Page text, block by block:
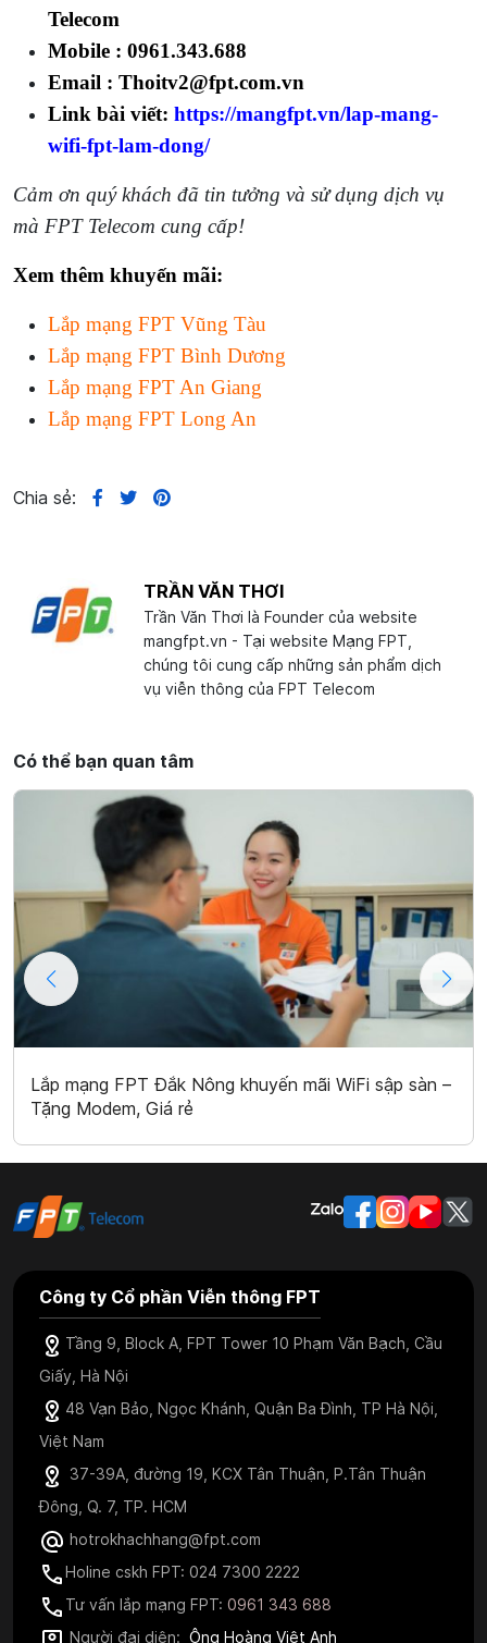
Telecom
Mobile : 0961.343.688
Email : Thoitv2@fpt.com.vn
Link bài viết: https://mangfpt.vn/lap-mang-
wifi-fpt-lam-dong/
Cảm ơn quý khách đã tin tưởng và sử dụng dịch vụ
mà FPT Telecom cung cấp!
Xem thêm khuyến mãi:
Lắp mạng FPT Vũng Tàu
Lắp mạng FPT Bình Dương
Lắp mạng FPT An Giang
Lắp mạng FPT Long An
Chia sẻ:
TRẦN VĂN THƠI
Trần Văn Thơi là Founder của website
mangfpt.vn - Tại website Mạng FPT,
chúng tôi cung cấp những sản phẩm dịch
vụ viễn thông của FPT Telecom
Có thể bạn quan tâm
Lắp mạng FPT Đắk Nông khuyến mãi WiFi sập sàn –
Tặng Modem, Giá rẻ
Công ty Cổ phần Viễn thông FPT
Tầng 9, Block A, FPT Tower 10 Phạm Văn Bạch, Cầu
Giấy, Hà Nội
48 Vạn Bảo, Ngọc Khánh, Quận Ba Đình, TP Hà Nội,
Việt Nam
37-39A, đường 19, KCX Tân Thuận, P.Tân Thuận
Đông, Q. 7, TP. HCM
hotrokhachhang@fpt.com
Holine cskh FPT: 024 7300 2222
Tư vấn lắp mạng FPT: 0961 343 688
Người đại diện: Ông Hoàng Việt Anh